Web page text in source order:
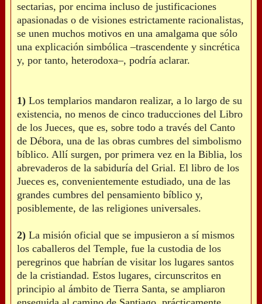
sectarias, por encima incluso de justificaciones
apasionadas o de visiones estrictamente racionalistas,
se unen muchos motivos en una amalgama que sólo
una explicación simbólica –trascendente y sincrética
y, por tanto, heterodoxa–, podría aclarar.
1)Los templarios mandaron realizar, a lo largo de su
existencia, no menos de cinco traducciones del Libro
de los Jueces, que es, sobre todo a través del Canto
de Débora, una de las obras cumbres del simbolismo
bíblico. Allí surgen, por primera vez en la Biblia, los
abrevaderos de la sabiduría del Grial. El libro de los
Jueces es, convenientemente estudiado, una de las
grandes cumbres del pensamiento bíblico y,
posiblemente, de las religiones universales.
2)La misión oficial que se impusieron a sí mismos
los caballeros del Temple, fue la custodia de los
peregrinos que habrían de visitar los lugares santos
de la cristiandad. Estos lugares, circunscritos en
principio al ámbito de Tierra Santa, se ampliaron